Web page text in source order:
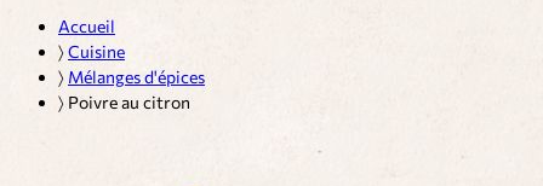
Accueil
〉Cuisine
〉 Mélanges d'épices
〉 Poivre au citron